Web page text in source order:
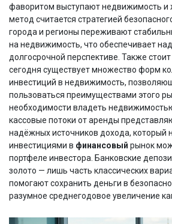
фаворитом выступают недвижимость и
метод считается стратегией
города и регионы переживают
на недвижимость, что обеспечивает
долгосрочной перспективе. Также
сегодня существует множество форм
инвестиций в недвижимость,
пользоваться преимуществами этого
необходимости владеть
кассовые потоки от аренды
надёжных источников дохода, который
инвестициями в финансовый рынок
портфеле инвестора. Банковские
золото — лишь часть классических
помогают сохранить деньги в
разумное среднегодовое увеличение